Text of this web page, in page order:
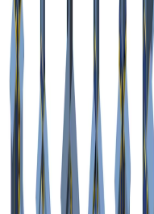
การเชื่อมต่อ อิงจา
วด์อีกตัวของ IDEA
การออกแบบการเ
วตนและลบข้อมูลทั้งหมดอ
และมาตรฐานการออกแ
ก์ท็อปของเราถูกนำมาใช้